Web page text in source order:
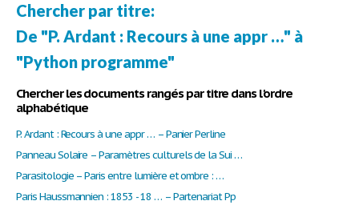
Se connecter
Contactez-nous
Chercher par titre:
De "P. Ardant : Recours à une appr …" à
"Python programme"
Chercher les documents rangés par titre dans l'ordre
alphabétique
P. Ardant : Recours à une appr … – Panier Perline
Panneau Solaire – Paramètres culturels de la Sui …
Parasitologie – Paris entre lumière et ombre : …
Paris Haussmannien : 1853 - 18 … – Partenariat Pp